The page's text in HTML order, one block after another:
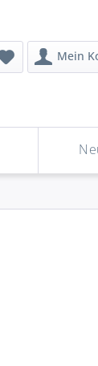
Mein